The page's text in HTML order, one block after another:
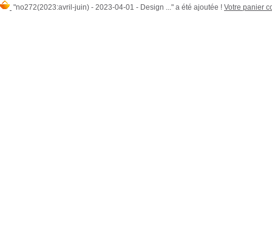
"no272(2023:avril-juin) - 2023-04-01 - Design ..." a été ajoutée ! Votre panier